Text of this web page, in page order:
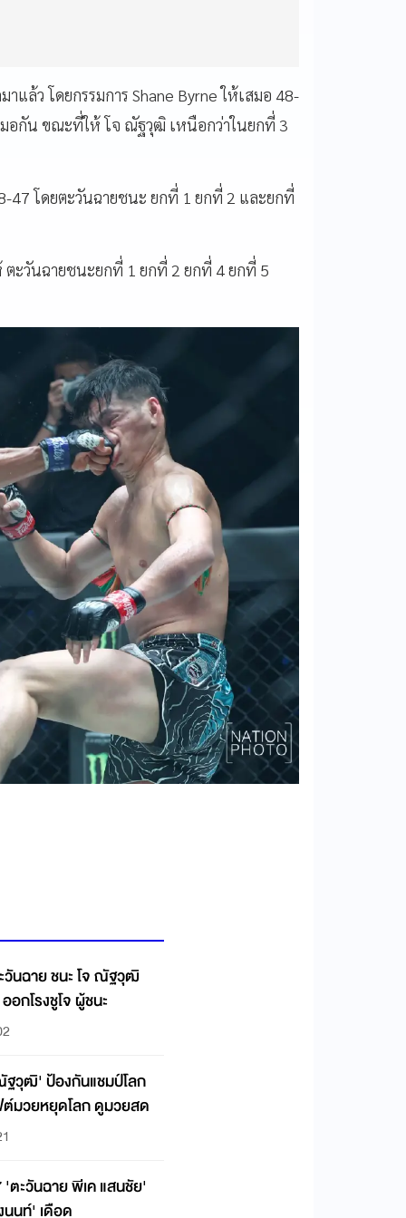
แล้ว โดยกรรมการ Shane Byrne ให้เสมอ 48-
อกัน ขณะที่ให้ โจ ณัฐวุฒิ เหนือกว่าในยกที่ 3
47 โดยตะวันฉายชนะ ยกที่ 1 ยกที่ 2 และยกที่
ะวันฉายชนะยกที่ 1 ยกที่ 2 ยกที่ 4 ยกที่ 5
นฉาย ชนะ โจ ณัฐวุฒิ
อกโรงชูโจ ผู้ชนะ
ฐวุฒิ' ป้องกันแชมป์โลก
ต์มวยหยุดโลก ดูมวยสด
ะวันฉาย พีเค แสนชัย'
นท์' เดือด